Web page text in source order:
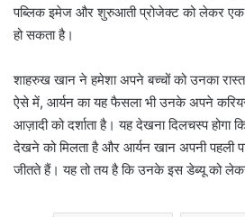
पब्लिक इमेज और शुरुआती प्रोजेक्ट को लेकर एक
हो सकता है।
शाहरुख खान ने हमेशा अपने बच्चों को उनका
ऐसे में, आर्यन का यह फैसला भी उनके अपने
आज़ादी को दर्शाता है। यह देखना दिलचस्प होगा
देखने को मिलता है और आर्यन खान अपनी पहली
जीतते हैं। यह तो तय है कि उनके इस डेब्यू को